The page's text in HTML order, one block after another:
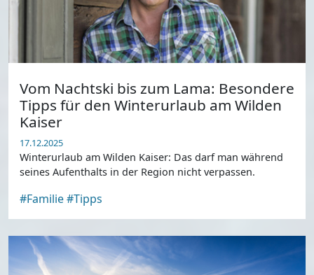
Vom Nachtski bis zum Lama: Besondere
Tipps für den Winterurlaub am Wilden
Kaiser
17.12.2025
Winterurlaub am Wilden Kaiser: Das darf man während
seines Aufenthalts in der Region nicht verpassen.
#Familie#Tipps